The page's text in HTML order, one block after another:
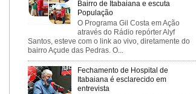
Bairro de Itabaiana e escuta
População
O Programa Gil Costa em Ação
através do Rádio repórter Alyf
Santos, esteve com o link ao vivo, diretamente do
bairro Açude das Pedras. O...
Fechamento de Hospital de
Itabaiana é esclarecido em
entrevista